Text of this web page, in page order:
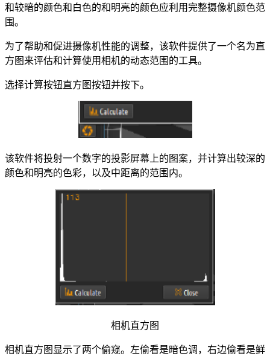
和较暗的颜色和白色的和明亮的颜色应利用完整摄像机颜色范
围。
为了帮助和促进摄像机性能的调整，该软件提供了一个名为直
方图来评估和计算使用相机的动态范围的工具。
选择计算按钮直方图按钮并按下。
该软件将投射一个数字的投影屏幕上的图案，并计算出较深的
颜色和明亮的色彩，以及中距离的范围内。
相机直方图
相机直方图显示了两个偷窥。左偷看是暗色调，右边偷看是鲜